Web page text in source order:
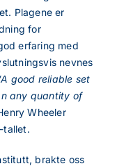
Plagene er
for
erfaring med
nevnes
good reliable set
any quantity of
Wheeler
tallet.
brakte oss